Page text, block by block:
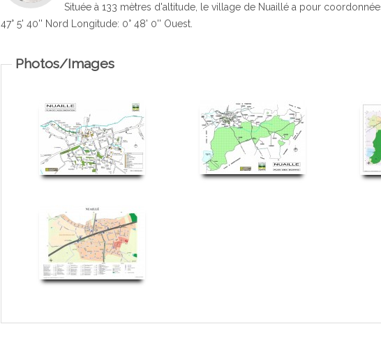
Située à 133 mètres d'altitude, le village de Nuaillé a pour
47° 5' 40'' Nord Longitude: 0° 48' 0'' Ouest.
Photos/Images